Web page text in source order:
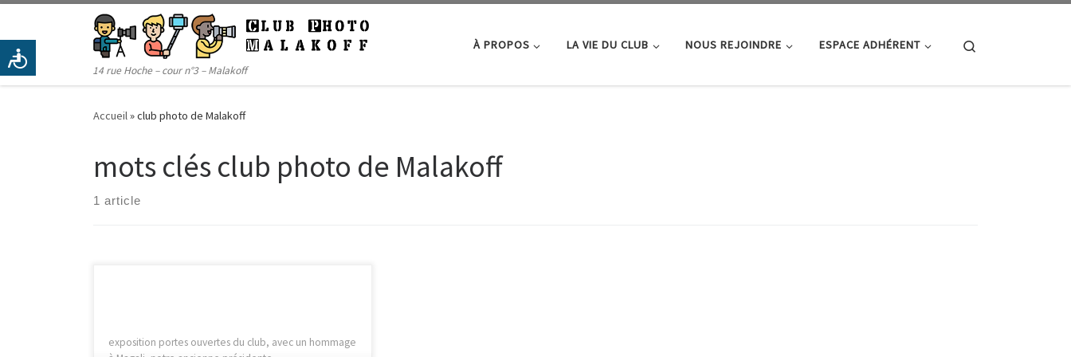
Passer au contenu
14 rue Hoche – cour n°3 – Malakoff
À PROPOS LA VIE DU CLUB NOUS REJOINDRE ESPACE ADHÉRENT
Accueil»club photo de Malakoff
mots clés club photo de Malakoff
1 article
exposition portes ouvertes du club, avec un hommage